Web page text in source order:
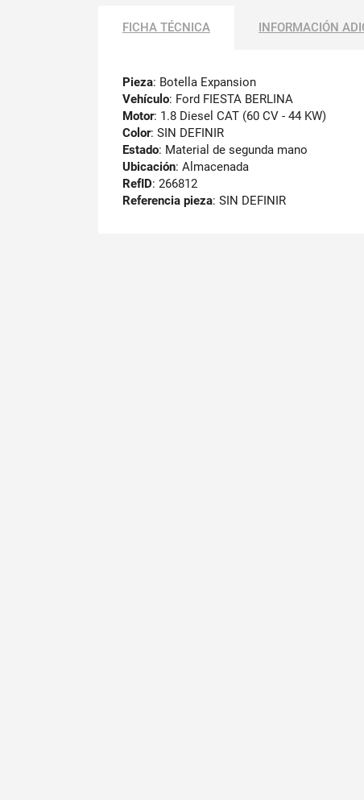
FICHA TÉCNICA INFORMACIÓN
Pieza: Botella Expansion
Vehículo: Ford FIESTA BERLINA
Motor: 1.8 Diesel CAT (60 CV - 44 KW)
Color: SIN DEFINIR
Estado: Material de segunda mano
Ubicación: Almacenada
RefID: 266812
Referencia pieza: SIN DEFINIR